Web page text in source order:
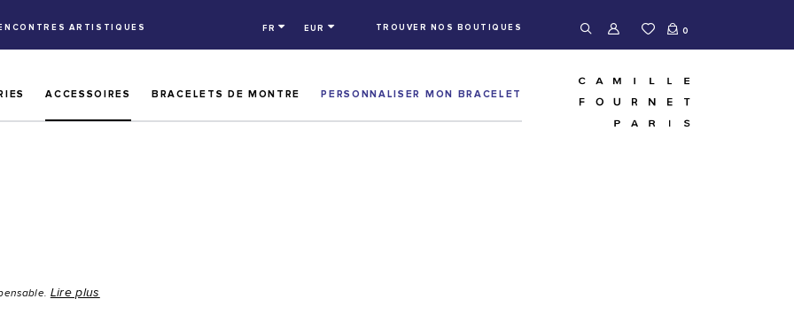
ARTISTIQUES FR EUR TROUVER NOS BOUTIQUES 0
ACCESSOIRES BRACELETS DE MONTRE PERSONNALISER MON BRACELET
Lire plus